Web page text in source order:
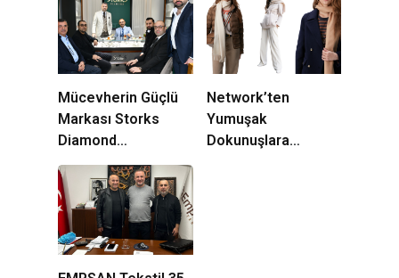
Mücevherin Güçlü
Markası Storks
Diamond
Beylikdüzü’nde
Açıldı
Network’ten
Yumuşak
Dokunuşlara